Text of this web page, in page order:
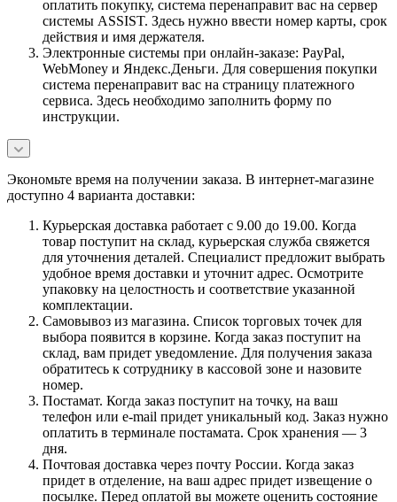
оплатить покупку, система перенаправит вас на сервер
системы ASSIST. Здесь нужно ввести номер карты, срок
действия и имя держателя.
Электронные системы при онлайн-заказе: PayPal,
WebMoney и Яндекс.Деньги. Для совершения покупки
система перенаправит вас на страницу платежного
сервиса. Здесь необходимо заполнить форму по
инструкции.
Экономьте время на получении заказа. В интернет-магазине
доступно 4 варианта доставки:
Курьерская доставка работает с 9.00 до 19.00. Когда
товар поступит на склад, курьерская служба свяжется
для уточнения деталей. Специалист предложит выбрать
удобное время доставки и уточнит адрес. Осмотрите
упаковку на целостность и соответствие указанной
комплектации.
Самовывоз из магазина. Список торговых точек для
выбора появится в корзине. Когда заказ поступит на
склад, вам придет уведомление. Для получения заказа
обратитесь к сотруднику в кассовой зоне и назовите
номер.
Постамат. Когда заказ поступит на точку, на ваш
телефон или e-mail придет уникальный код. Заказ нужно
оплатить в терминале постамата. Срок хранения — 3
дня.
Почтовая доставка через почту России. Когда заказ
придет в отделение, на ваш адрес придет извещение о
посылке. Перед оплатой вы можете оценить состояние